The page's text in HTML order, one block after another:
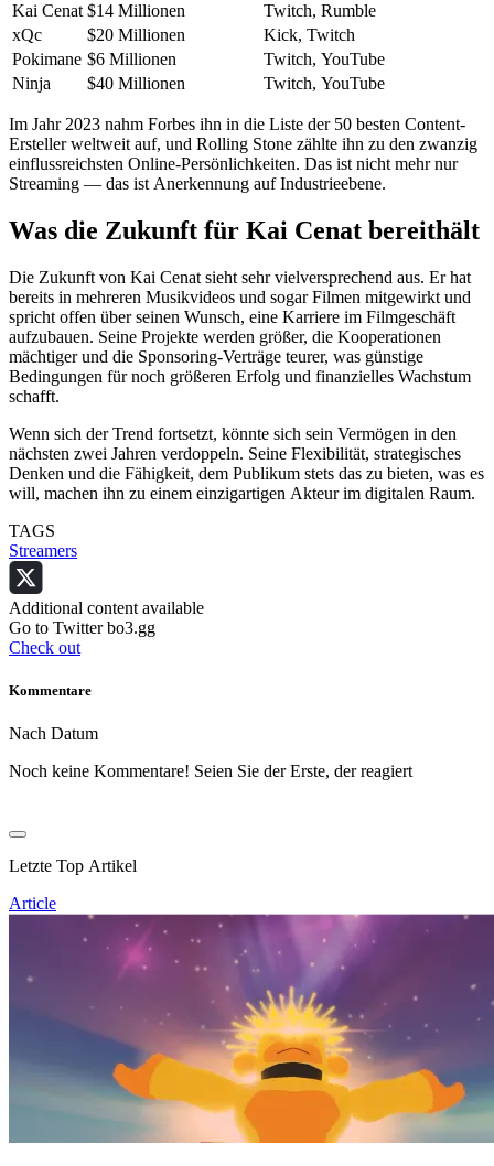
Kai Cenat $14 Millionen
Twitch, Rumble
xQc
$20 Millionen
Kick, Twitch
Pokimane $6 Millionen
Twitch, YouTube
Ninja
$40 Millionen Twitch, YouTube
Im Jahr 2023 nahm Forbes ihn in die Liste der 50 besten Content-
Ersteller weltweit auf, und Rolling Stone zählte ihn zu den zwanzig
einflussreichsten Online-Persönlichkeiten. Das ist nicht mehr nur
Streaming — das ist Anerkennung auf Industrieebene.
Was die Zukunft für Kai Cenat bereithält
Die Zukunft von Kai Cenat sieht sehr vielversprechend aus. Er hat
bereits in mehreren Musikvideos und sogar Filmen mitgewirkt und
spricht offen über seinen Wunsch, eine Karriere im Filmgeschäft
aufzubauen. Seine Projekte werden größer, die Kooperationen
mächtiger und die Sponsoring-Verträge teurer, was günstige
Bedingungen für noch größeren Erfolg und finanzielles Wachstum
schafft.
Wenn sich der Trend fortsetzt, könnte sich sein Vermögen in den
nächsten zwei Jahren verdoppeln. Seine Flexibilität, strategisches
Denken und die Fähigkeit, dem Publikum stets das zu bieten, was es
will, machen ihn zu einem einzigartigen Akteur im digitalen Raum.
TAGS
Streamers
Additional content available
Go to Twitter bo3.gg
Check out
Kommentare
Nach Datum
Noch keine Kommentare! Seien Sie der Erste, der reagiert
Letzte Top Artikel
Article